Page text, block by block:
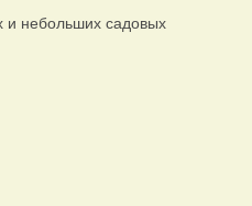
и небольших садовых